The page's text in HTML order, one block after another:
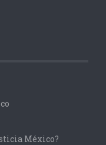
México?